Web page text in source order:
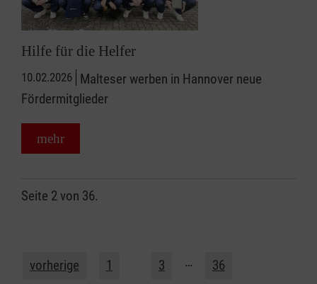
Hilfe für die Helfer
10.02.2026 Malteser werben in Hannover neue
Fördermitglieder
mehr
Seite 2 von 36.
vorherige 1 3 … 36